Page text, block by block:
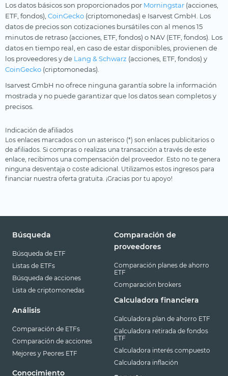
Los datos básicos son proporcionados por Morningstar (acciones,
ETF, fondos), CoinGecko (criptomonedas) e Isarvest GmbH. Los
datos de precios son cotizaciones bursátiles con al menos 15
minutos de retraso (acciones, ETF, fondos) o NAV (ETF, fondos). Los
datos en tiempo real, en caso de estar disponibles, provienen de
los proveedores y de Lang & Schwarz (acciones, ETF, fondos) y
CoinGecko (criptomonedas).
Isarvest GmbH no ofrece ninguna garantía sobre la información
mostrada y no puede garantizar que los datos sean completos y
precisos.
Indicación de afiliados
Los enlaces marcados con un asterisco (*) son enlaces publicitarios o
de afiliados. Si compras o realizas una transacción a través de este
enlace, recibimos una compensación del proveedor. Esto no te genera
ninguna desventaja o coste adicional. Utilizamos estos ingresos para
financiar nuestra oferta gratuita. ¡Gracias por tu apoyo!
Búsqueda
Búsqueda de ETF
Listas de ETFs
Búsqueda de acciones
Lista de criptomonedas
Análisis
Comparación de ETFs
Comparación de acciones
Mejores y Peores ETF
Conocimiento
Comparación de
proveedores
Comparación planes de ahorro
ETF
Comparación brokers
Calculadora financiera
Calculadora plan de ahorro ETF
Calculadora retirada de fondos
ETF
Calculadora interés compuesto
Calculadora inflación